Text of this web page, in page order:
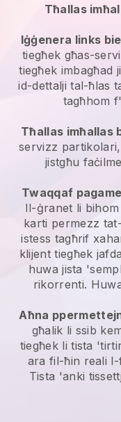
Tħallas
Iġġenera links
tiegħek għas-
tiegħek imbagħad
id-dettalji tal-ħlas
tagħhom
Tħallas imħallas
servizz
jistgħu
Twaqqaf
Il-ġranet li
karti permezz
istess tagħrif
klijent tiegħek
huwa jista
rikorrenti.
Aħna
għalik li ssib
tiegħek li tista
ara fil-ħin reali
Tista 'anki